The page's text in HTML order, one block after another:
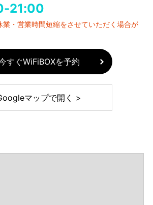
21:00
・営業時間短縮をさせていただく場合が
すぐWiFiBOXを予約
マップで開く >